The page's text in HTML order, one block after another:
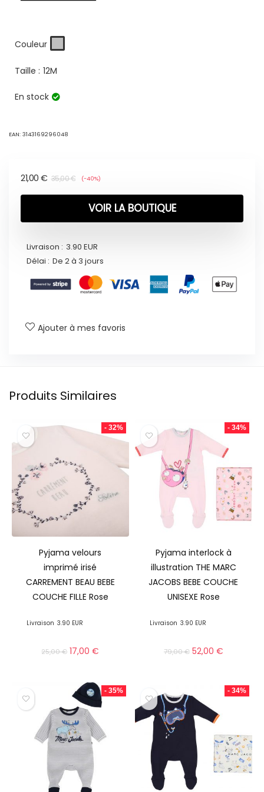
Couleur
Taille : 12M
En stock
EAN: 3143169296048
35,00€
21,00 € (-40%)
VOIR LA BOUTIQUE
Livraison : 3.90 EUR
Délai : De 2 à 3 jours
Ajouter à mes favoris
Produits Similaires
- 32%
Pyjama velours
imprimé irisé
CARREMENT BEAU BEBE
COUCHE FILLE Rose
Livraison 3.90 EUR
25,00€ 17,00€
- 34%
Pyjama interlock à
illustration THE MARC
JACOBS BEBE COUCHE
UNISEXE Rose
Livraison 3.90 EUR
79,00€ 52,00 €
- 35% - 34%